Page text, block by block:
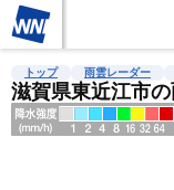
雨雲レーダー 台風情
トップ 雨雲レーダー
滋賀県東近江市